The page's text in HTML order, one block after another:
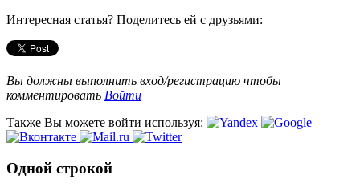
Интересная статья? Поделитесь ей с друзьями:
Вы должны выполнить вход/регистрацию чтобы
комментировать Войти
Также Вы можете войти используя:
Одной строкой